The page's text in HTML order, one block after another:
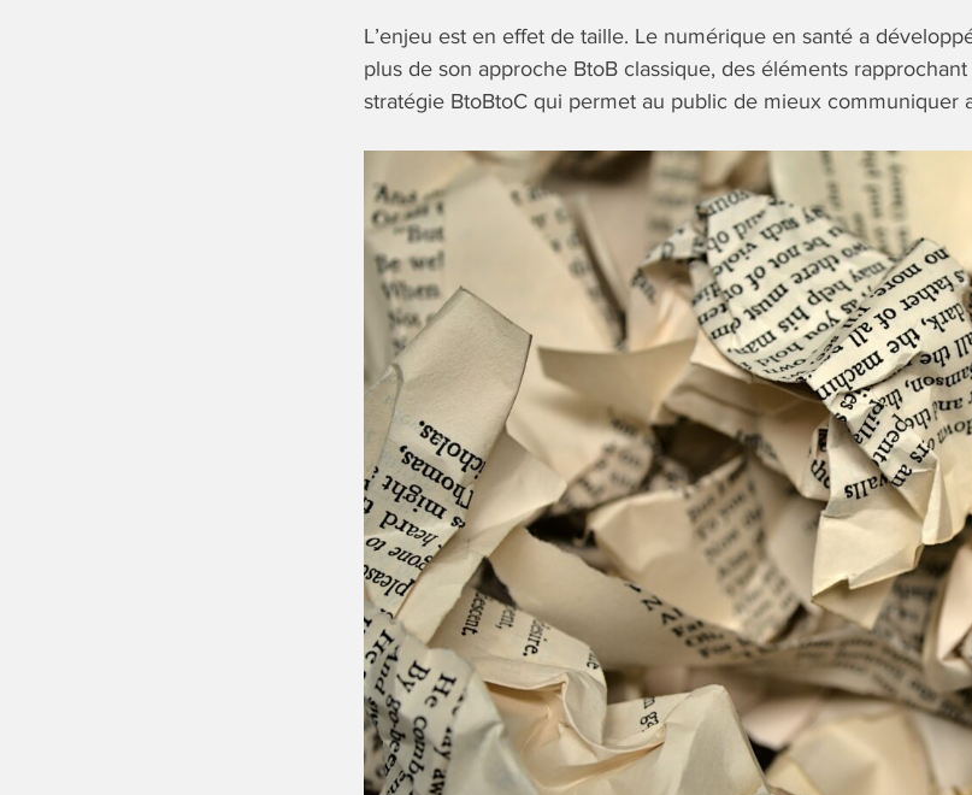
L’enjeu est en effet de taille. Le numérique en santé a
plus de son approche BtoB classique, des éléments
stratégie BtoBtoC qui permet au public de mieux communiquer